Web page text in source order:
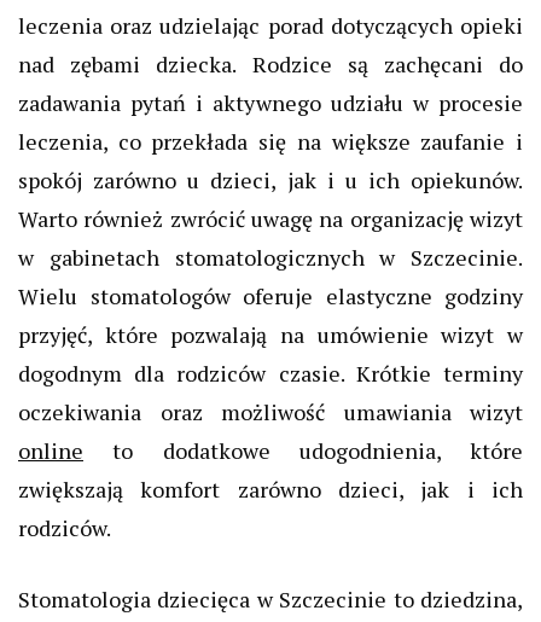
leczenia oraz udzielając porad dotyczących opieki
nad zębami dziecka. Rodzice są zachęcani do
zadawania pytań i aktywnego udziału w procesie
leczenia, co przekłada się na większe zaufanie i
spokój zarówno u dzieci, jak i u ich opiekunów.
Warto również zwrócić uwagę na organizację wizyt
w gabinetach stomatologicznych w Szczecinie.
Wielu stomatologów oferuje elastyczne godziny
przyjęć, które pozwalają na umówienie wizyt w
dogodnym dla rodziców czasie. Krótkie terminy
oczekiwania oraz możliwość umawiania wizyt
online to dodatkowe udogodnienia, które
zwiększają komfort zarówno dzieci, jak i ich
rodziców.
Stomatologia dziecięca w Szczecinie to dziedzina,